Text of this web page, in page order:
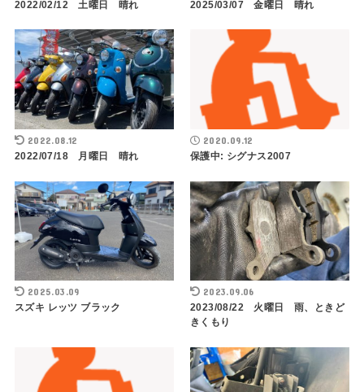
2022/02/12 土曜日 晴れ 2025/03/07 金曜日 晴れ
2022.08.12
2022/07/18 月曜日 晴れ
2020.09.12
保護中: シグナス2007
2025.03.09
スズキ レッツ ブラック
2023.09.06
2023/08/22 火曜日 雨、ときど
きくもり